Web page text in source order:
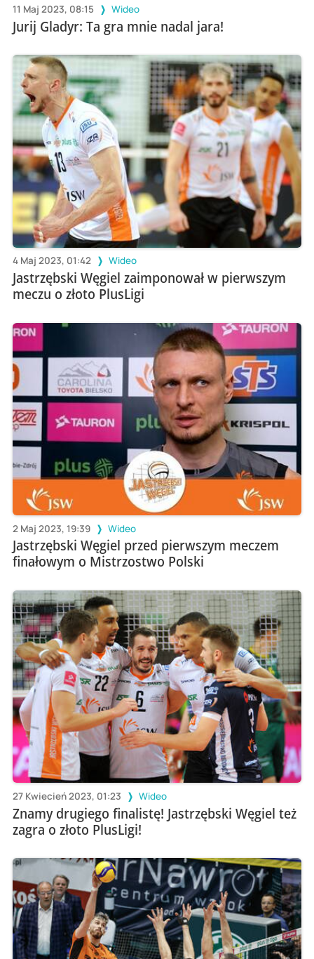
11 Maj 2023, 08:15 Wideo
Jurij Gladyr: Ta gra mnie nadal jara!
4 Maj 2023, 01:42 Wideo
Jastrzębski Węgiel zaimponował w pierwszym
meczu o złoto PlusLigi
2 Maj 2023, 19:39 Wideo
Jastrzębski Węgiel przed pierwszym meczem
finałowym o Mistrzostwo Polski
27 Kwiecień 2023, 01:23 Wideo
Znamy drugiego finalistę! Jastrzębski Węgiel też
zagra o złoto PlusLigi!